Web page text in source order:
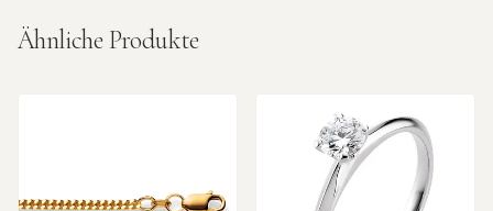
Ähnliche Produkte